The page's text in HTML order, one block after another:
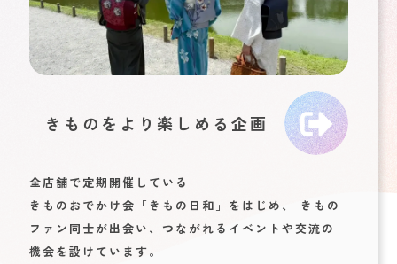
きものをより楽しめる企画
全店舗で定期開催している
きものおでかけ会「きもの日和」をはじめ、
きもの
ファン同士が出会い、つながれるイベントや交流の
機会を設けています。